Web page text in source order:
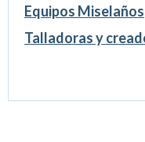
Equipos Miselaños
Talladoras y